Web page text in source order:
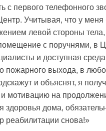
с первого телефонного
Учитывая, что у
левой стороны
с поручнями, в
и доступная
пожарного выхода, в
и объяснят, я
и мотивацию на
здоровья дома,
реабилитации снова!»